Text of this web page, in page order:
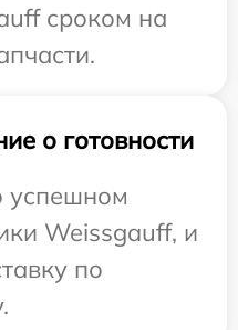
сроком на
о готовности
Weissgauff, и
по